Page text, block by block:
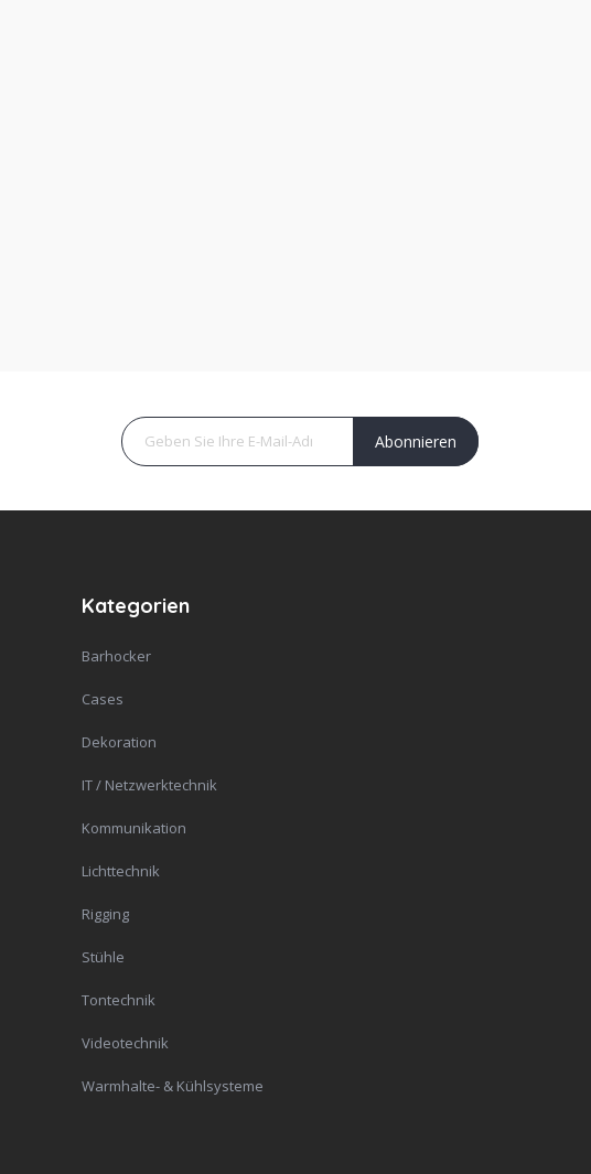
Abonnieren
Kategorien
Barhocker
Cases
Dekoration
IT / Netzwerktechnik
Kommunikation
Lichttechnik
Rigging
Stühle
Tontechnik
Videotechnik
Warmhalte- & Kühlsysteme